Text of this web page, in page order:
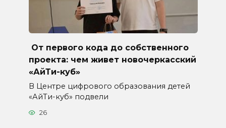
От первого кода до собственного
проекта: чем живет новочеркасский
«АйТи-куб»
В Центре цифрового образования детей
«АйТи-куб» подвели
26